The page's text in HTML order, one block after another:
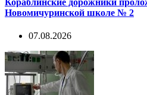
Кораблинские дорожники
Новомичуринской школе № 2
07.08.2026